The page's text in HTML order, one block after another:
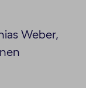
Weber,